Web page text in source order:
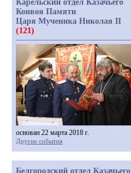
Карельский отдел Казачьего
Конвоя Памяти
Царя Мученика Николая II
(121)
основан 22 марта 2018 г.
Другие события
Белгородский отдел Казачьего